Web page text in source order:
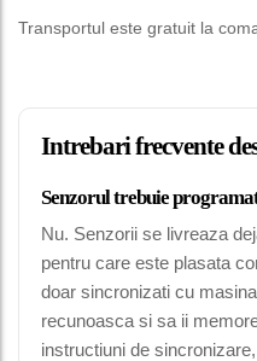
Transportul este gratuit la
Intrebari frecvente
Senzorul trebuie
Nu. Senzorii se livreaza
pentru care este plasata
doar sincronizati cu
recunoasca si sa ii
instructiuni de